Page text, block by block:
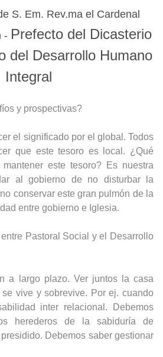
S. Em. Rev.ma el Cardenal
- Prefecto del Dicasterio
del Desarrollo Humano
Integral
y prospectivas?
el significado por el global. Todos
que este tesoro es local. ¿Qué
este tesoro?
Es nuestra
al gobierno de no disturbar la
conservar este gran pulmón de la
entre gobierno e Iglesia.
Pastoral Social y el Desarrollo
a largo plazo. Ver juntos la casa
vive y sobrevive. Por ej. cuando
inter relacional. Debemos
herederos de la sabiduría de
Debemos saber gestionar